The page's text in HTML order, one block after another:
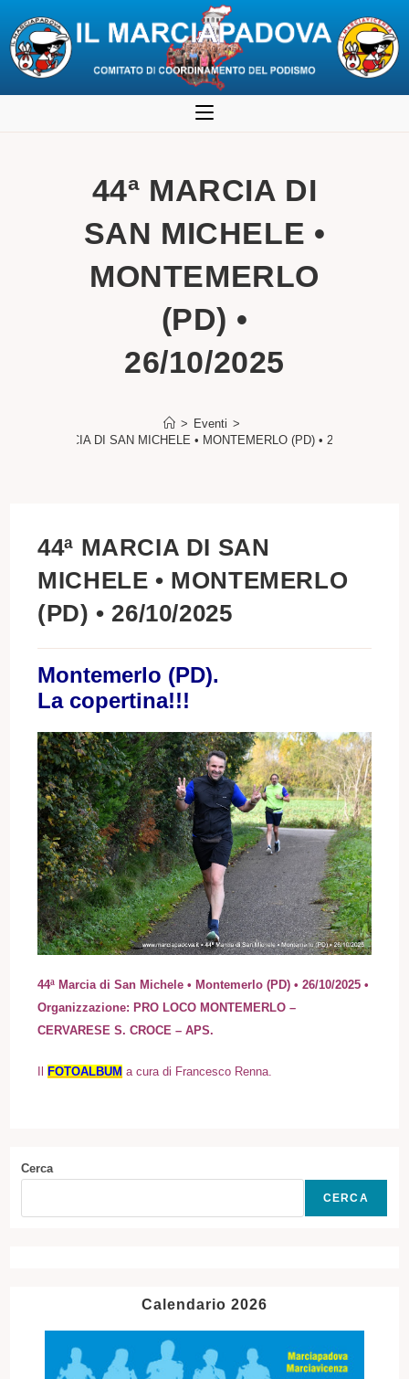
al
44ª MARCIA DI
SAN MICHELE •
MONTEMERLO
(PD) •
26/10/2025
> Eventi >
44ª MARCIA DI SAN MICHELE • MONTEMERLO (PD) • 26/10/2025
44ª MARCIA DI SAN
MICHELE • MONTEMERLO
(PD) • 26/10/2025
Montemerlo (PD).
La copertina!!!
44ª Marcia di San Michele • Montemerlo (PD) • 26/10/2025 •
Organizzazione: PRO LOCO MONTEMERLO –
CERVARESE S. CROCE – APS.
FOTOALBUM a cura di Francesco Renna.
Cerca
CERCA
Calendario 2026